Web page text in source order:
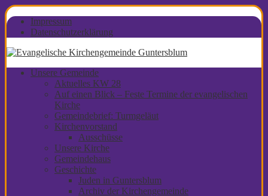
Impressum
Datenschutzerklärung
Unsere Gemeinde
Aktuelles KW 28
Auf einen Blick – Feste Termine der evangelischen
Kirche
Gemeindebrief: Turmgeläut
Kirchenvorstand
Ausschüsse
Unsere Kirche
Gemeindehaus
Geschichte
Juden in Guntersblum
Archiv der Kirchengemeinde